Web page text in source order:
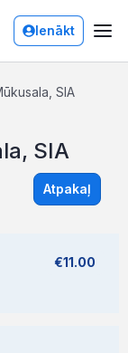
Ienākt
SIA
SIA
Atpakaļ
€11.00